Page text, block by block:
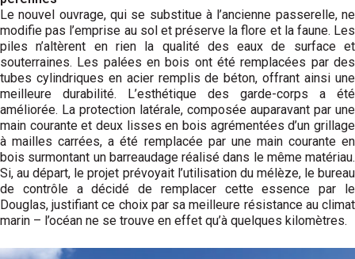
Le nouvel ouvrage, qui se substitue à l’ancienne passerelle, ne
modifie pas l’emprise au sol et préserve la flore et la faune. Les
piles n’altèrent en rien la qualité des eaux de surface et
souterraines. Les palées en bois ont été remplacées par des
tubes cylindriques en acier remplis de béton, offrant ainsi une
meilleure durabilité. L’esthétique des garde-corps a été
améliorée. La protection latérale, composée auparavant par une
main courante et deux lisses en bois agrémentées d’un grillage
à mailles carrées, a été remplacée par une main courante en
bois surmontant un barreaudage réalisé dans le même matériau.
Si, au départ, le projet prévoyait l’utilisation du mélèze, le bureau
de contrôle a décidé de remplacer cette essence par le
Douglas, justifiant ce choix par sa meilleure résistance au climat
marin – l’océan ne se trouve en effet qu’à quelques kilomètres.